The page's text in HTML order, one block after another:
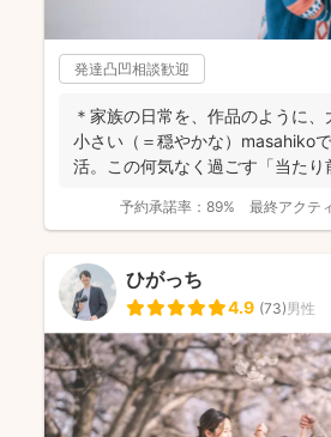
発達凸凹相談歓迎
＊家族の日常を、作品のように
小さい（＝穏やかな）masahiko
活。この何気なく過ごす「当たり
予約承諾率： 89% 最終アクテ
ひがっち
4.9 (73)男性